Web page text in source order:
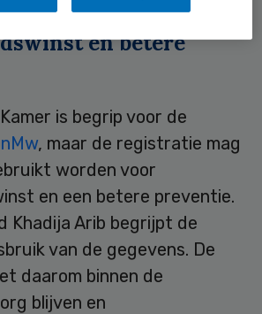
en betere
is begrip voor de
, maar de registratie mag
worden voor
en een betere preventie.
Khadija Arib begrijpt de
van de gegevens. De
daarom binnen de
blijven en